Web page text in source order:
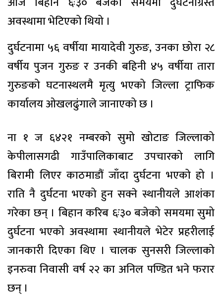
अवस्थामा भेटिएको थियो ।
दुर्घटनामा ५६ वर्षीया मायादेवी गुरुङ, उनका छोरा २८
वर्षीय पुजन गुरुङ र उनकी बहिनी ४५ वर्षीया तारा
गुरुङको घटनास्थलमै मृत्यु भएको जिल्ला ट्राफिक
कार्यालय ओखलढुंगाले जानाएको छ ।
ना १ ज ६४२१ नम्बरको सुमो खोटाङ जिल्लाको
केपीलासगढी गाउँपालिकाबाट उपचारको लागि
बिरामी लिएर काठमाडौं जाँदा दुर्घटना भएको हो ।
राति नै दुर्घटना भएको हुन सक्ने स्थानीयले आशंका
गरेका छन् । बिहान करिब ६ः३० बजेको समयमा सुमो
दुर्घटना भएको अवस्थामा स्थानीयले भेटेर प्रहरीलाई
जानकारी दिएका थिए । चालक सुनसरी जिल्लाको
इनरुवा निवासी वर्ष २२ का अनिल पण्डित भने फरार
छन् ।